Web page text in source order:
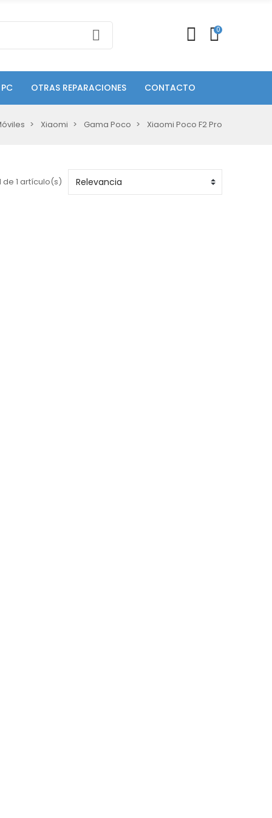
0
OTRAS REPARACIONES CONTACTO
Xiaomi Gama Poco Xiaomi Poco F2 Pro
de 1 artículo(s)